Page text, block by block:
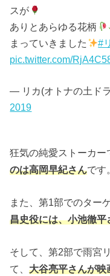
スが
ありとあらゆる花柄
まっていきました
#
pic.twitter.com/
— リカ(オトナの土ド
2019
狂気の純愛ストーカー
のは高岡早紀さんです
また、第1部でのター
昌史役には、小池徹平
そして、第2部で雨宮
て、大谷亮平さんが